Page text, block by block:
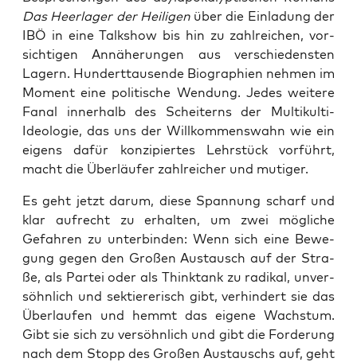
Das Heer­la­ger der Hei­li­genüber die Ein­la­dung der
IBÖ in eine Talk­show bis hin zu zahl­rei­chen, vor­
sich­ti­gen Annä­he­run­gen aus ver­schie­dens­ten
Lagern. Hun­dert­tau­sen­de Bio­gra­phien neh­men im
Moment eine poli­ti­sche Wen­dung. Jedes wei­te­re
Fanal inner­halb des Schei­terns der Mul­ti­kul­ti-
Ideo­lo­gie, das uns der Will­kom­mens­wahn wie ein
eigens dafür kon­zi­pier­tes Lehr­stück vor­führt,
macht die Über­läu­fer zahl­rei­cher und mutiger.
Es geht jetzt dar­um, die­se Span­nung scharf und
klar auf­recht zu erhal­ten, um zwei mög­li­che
Gefah­ren zu unter­bin­den: Wenn sich eine Bewe­
gung gegen den Gro­ßen Aus­tausch auf der Stra­
ße, als Par­tei oder als Thinktank zu radi­kal, unver­
söhn­lich und sek­tie­re­risch gibt, ver­hin­dert sie das
Über­lau­fen und hemmt das eige­ne Wachs­tum.
Gibt sie sich zu ver­söhn­lich und gibt die For­de­rung
nach dem Stopp des Gro­ßen Aus­tauschs auf, geht